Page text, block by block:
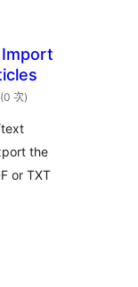
Import
(0 次評
分
數
)
the
or TXT